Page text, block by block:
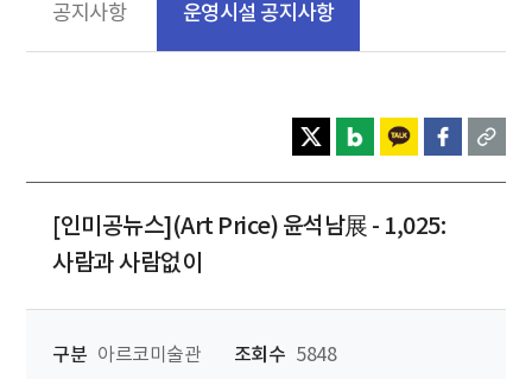
공지사항 운영시설 공지사항
[인미공뉴스](Art Price) 윤석남展 - 1,025:
사람과 사람없이
구분 아르코미술관 조회수 5848